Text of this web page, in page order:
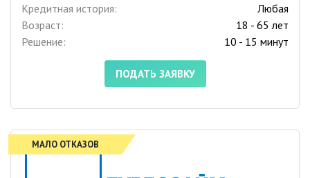
Кредитная история:
Любая
Возраст:
18 - 65 лет
Решение:
10 - 15 минут
ПОДАТЬ ЗАЯВКУ
МАЛО ОТКАЗОВ